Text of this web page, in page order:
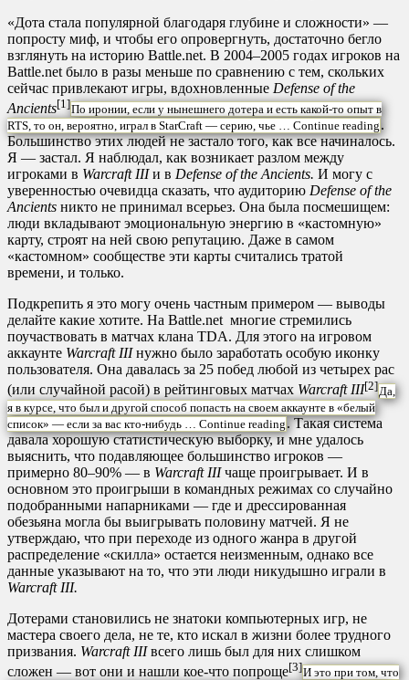
«Дота стала популярной благодаря глубине и сложности» —
попросту миф, и чтобы его опровергнуть, достаточно бегло
взглянуть на историю Battle.net. В 2004–2005 годах игроков на
Battle.net было в разы меньше по сравнению с тем, скольких
сейчас привлекают игры, вдохновленные Defense of the
Ancients[1]По иронии, если у нынешнего дотера и есть какой-то опыт в
RTS, то он, вероятно, играл в StarCraft — серию, чье … Continue reading .
Большинство этих людей не застало того, как все начиналось.
Я — застал. Я наблюдал, как возникает разлом между
игроками в Warcraft IIIи в Defense of the Ancients. И могу с
уверенностью очевидца сказать, что аудиторию Defense of the
Ancients никто не принимал всерьез. Она была посмешищем:
люди вкладывают эмоциональную энергию в «кастомную»
карту, строят на ней свою репутацию. Даже в самом
«кастомном» сообществе эти карты считались тратой
времени, и только.
Подкрепить я это могу очень частным примером — выводы
делайте какие хотите. На Battle.net многие стремились
поучаствовать в матчах клана TDA. Для этого на игровом
аккаунте Warcraft IIIнужно было заработать особую иконку
пользователя. Она давалась за 25 побед любой из четырех рас
(или случайной расой) в рейтинговых матчах Warcraft III[2]Да,
я в курсе, что был и другой способ попасть на своем аккаунте в «белый
список» — если за вас кто-нибудь … Continue reading . Такая система
давала хорошую статистическую выборку, и мне удалось
выяснить, что подавляющее большинство игроков —
примерно 80–90% — в Warcraft IIIчаще проигрывает. И в
основном это проигрыши в командных режимах со случайно
подобранными напарниками — где и дрессированная
обезьяна могла бы выигрывать половину матчей. Я не
утверждаю, что при переходе из одного жанра в другой
распределение «скилла» остается неизменным, однако все
данные указывают на то, что эти люди никудышно играли в
Warcraft III.
Дотерами становились не знатоки компьютерных игр, не
мастера своего дела, не те, кто искал в жизни более трудного
призвания. Warcraft IIIвсего лишь был для них слишком
сложен — вот они и нашли кое-что попроще[3]И это при том, что